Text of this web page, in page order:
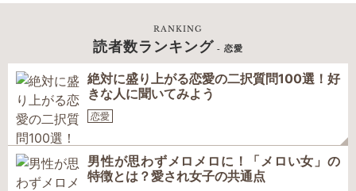
RANKING
読者数ランキング - 恋愛
絶対に盛り上がる恋愛の二択質問100選！好
きな人に聞いてみよう
恋愛
男性が思わずメロメロに！「メロい女」の
特徴とは？愛され女子の共通点